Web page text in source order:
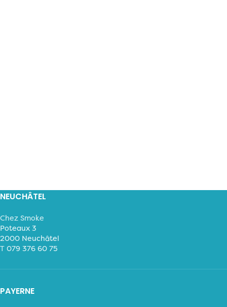
NEUCHÂTEL
Chez Smoke
Poteaux 3
2000 Neuchâtel
T 079 376 60 75
PAYERNE